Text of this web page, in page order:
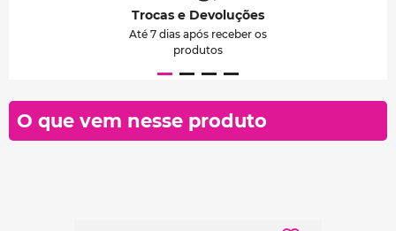
Trocas e Devoluções
Até 7 dias após receber os
produtos
O que vem nesse produto